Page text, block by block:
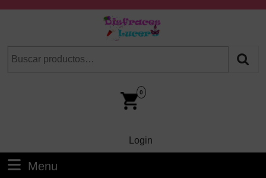
Cuando hay resultados autocompletados, puedes utilizar
0
LoginLogin
Menu